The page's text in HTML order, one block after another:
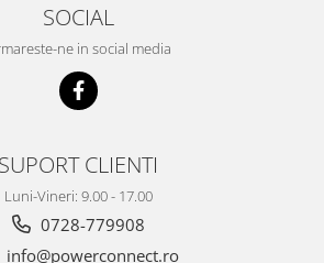
SOCIAL
ne in social media
SUPORT CLIENTI
Luni-Vineri: 9.00 - 17.00
0728-779908
info@powerconnect.ro